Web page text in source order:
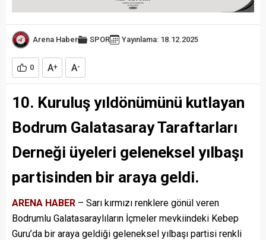
Arena Haber SPOR Yayınlama: 18.12.2025
0 A+ A-
10. Kuruluş yıldönümünü kutlayan
Bodrum Galatasaray Taraftarları
Derneği üyeleri geleneksel yılbaşı
partisinden bir araya geldi.
ARENA HABER – Sarı kırmızı renklere gönül veren
Bodrumlu Galatasaraylıların İçmeler mevkiindeki Kebep
Guru’da bir araya geldiği geleneksel yılbaşı partisi renkli